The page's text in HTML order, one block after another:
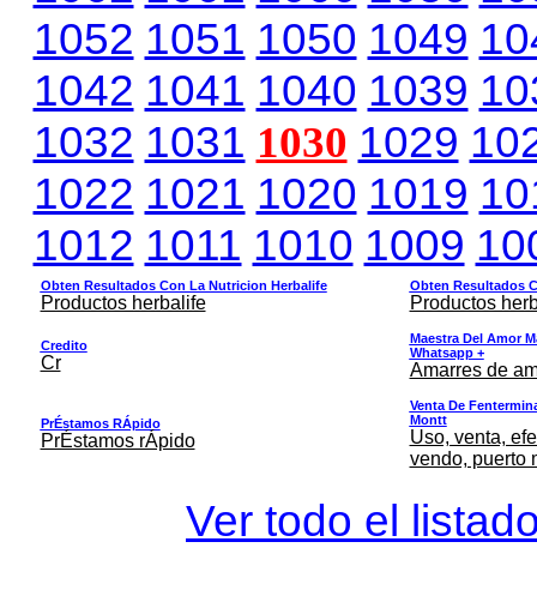
1052 1051 1050 1049
1042 1041 1040 1039
1032 1031 1030 1029
1022 1021 1020 1019
1012 1011 1010 1009
Obten Resultados Con La Nutricion Herbalife
Productos herbalife
Obten Resultados
Productos
Credito
Cr
Maestra Del Amor
Whatsapp +
Amarres de
PrÉstamos RÁpido
PrÉstamos rÁpido
Venta De
Montt
Uso, venta,
vendo, puerto
Ver todo el